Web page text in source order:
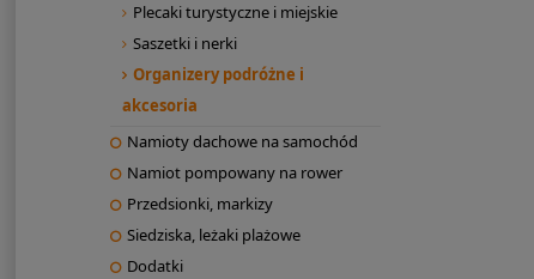
Plecaki turystyczne i miejskie
Saszetki i nerki
Organizery podróżne i
akcesoria
Namioty dachowe na samochód
Namiot pompowany na rower
Przedsionki, markizy
Siedziska, leżaki plażowe
Dodatki